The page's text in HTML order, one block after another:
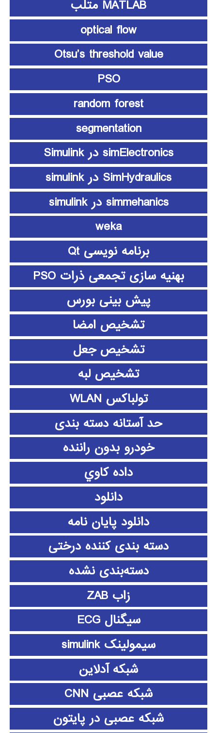
MATLAB متلب
optical flow
Otsu’s threshold value
PSO
random forest
segmentation
simElectronics در Simulink
SimHydraulics در simulink
simmehanics در simulink
weka
برنامه نویسی Qt
بهنیه سازی تجمعی ذرات PSO
پیش بینی بورس
تشخیص امضا
تشخیص جعل
تشخیص لبه
تولباکس WLAN
حد آستانه دسته بندی
خودرو بدون راننده
داده كاوي
دانلود
دانلود پايان نامه
دسته بندی کننده درختی
دسته‌بندی نشده
زاب ZAB
سیگنال ECG
سیمولینک simulink
شبکه آدلاین
شبکه عصبی CNN
شبکه عصبی در پایتون